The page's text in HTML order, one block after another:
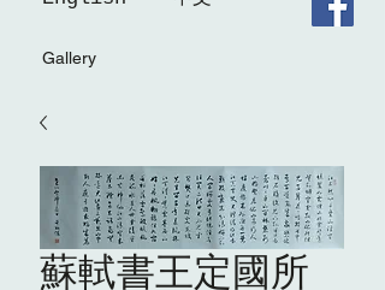
Gallery
蘇軾書王定國所